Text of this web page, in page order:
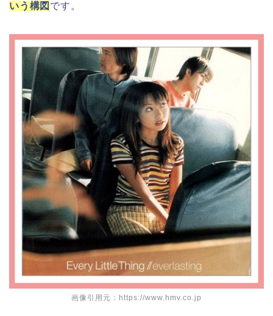
いう構図 です。
画像引用元：https://www.hmv.co.jp